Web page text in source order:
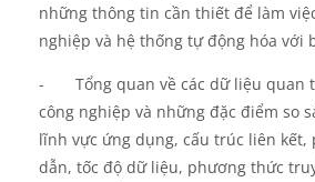
những thông tin cần thiết để làm
nghiệp và hệ thống tự động hóa với
- Tổng quan về các dữ liệu quan
công nghiệp và những đặc điểm so
lĩnh vực ứng dụng, cấu trúc liên
dẫn, tốc độ dữ liệu, phương thức